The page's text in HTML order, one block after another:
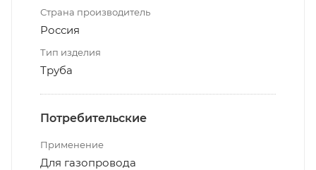
Страна производитель
Россия
Тип изделия
Труба
Потребительские
Применение
Для газопровода